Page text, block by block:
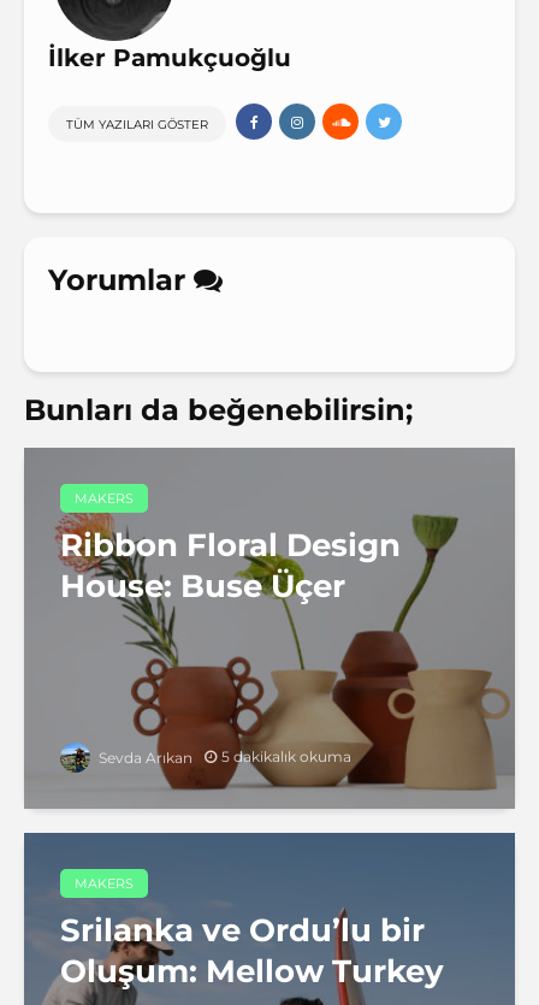
İlker Pamukçuoğlu
TÜM YAZILARI GÖSTER
Yorumlar
Bunları da beğenebilirsin;
MAKERS
Ribbon Floral Design
House: Buse Üçer
Sevda Arıkan 5 dakikalık okuma
MAKERS
Srilanka ve Ordu’lu bir
Oluşum: Mellow Turkey